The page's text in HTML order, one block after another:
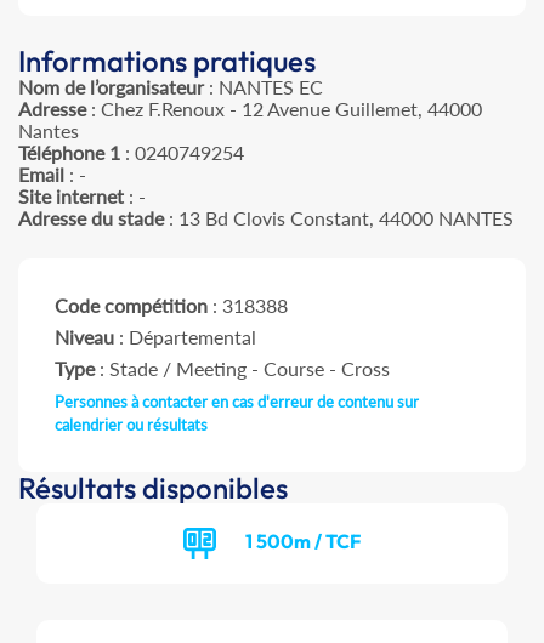
Informations pratiques
Nom de l’organisateur: NANTES EC
Adresse: Chez F.Renoux - 12 Avenue Guillemet, 44000
Nantes
Téléphone 1 : 0240749254
Email : -
Site internet : -
Adresse du stade: 13 Bd Clovis Constant, 44000 NANTES
Code compétition : 318388
Niveau : Départemental
Type: Stade / Meeting - Course - Cross
Personnes à contacter en cas d'erreur de contenu sur
calendrier ou résultats
Résultats disponibles
1 500m / TCF